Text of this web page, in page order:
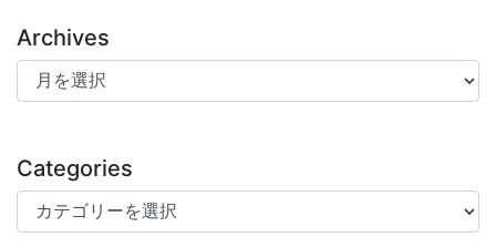
Archives
Archives
Categories
Categories